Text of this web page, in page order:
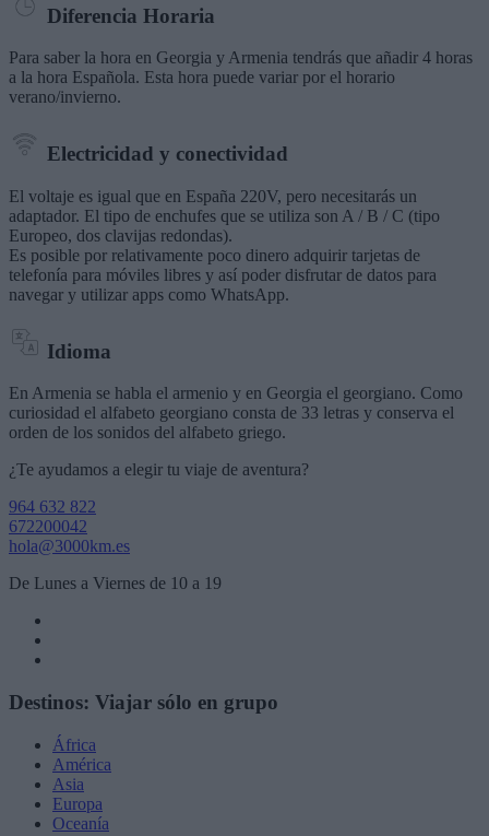
Diferencia Horaria
Para saber la hora en Georgia y Armenia tendrás que añadir 4 horas
a la hora Española. Esta hora puede variar por el horario
verano/invierno.
Electricidad y conectividad
El voltaje es igual que en España 220V, pero necesitarás un
adaptador. El tipo de enchufes que se utiliza son A / B / C (tipo
Europeo, dos clavijas redondas).
Es posible por relativamente poco dinero adquirir tarjetas de
telefonía para móviles libres y así poder disfrutar de datos para
navegar y utilizar apps como WhatsApp.
Idioma
En Armenia se habla el armenio y en Georgia el georgiano. Como
curiosidad el alfabeto georgiano consta de 33 letras y conserva el
orden de los sonidos del alfabeto griego.
¿Te ayudamos a elegir tu viaje de aventura?
964 632 822
672200042
hola@3000km.es
De Lunes a Viernes de 10 a 19
Destinos: Viajar sólo en grupo
África
América
Asia
Europa
Oceanía